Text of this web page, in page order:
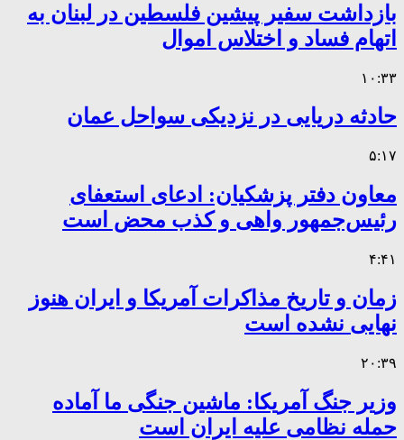
بازداشت سفیر پیشین فلسطین در لبنان به
اتهام فساد و اختلاس اموال
۱۰:۳۳
حادثه دریایی در نزدیکی سواحل عمان
۵:۱۷
معاون دفتر پزشکیان: ادعای استعفای
رئیس‌جمهور واهی و کذب محض است
۴:۴۱
زمان و تاریخ مذاکرات آمریکا و ایران هنوز
نهایی نشده است
۲۰:۳۹
وزیر جنگ آمریکا: ماشین جنگی ما آماده
حمله نظامی علیه ایران است